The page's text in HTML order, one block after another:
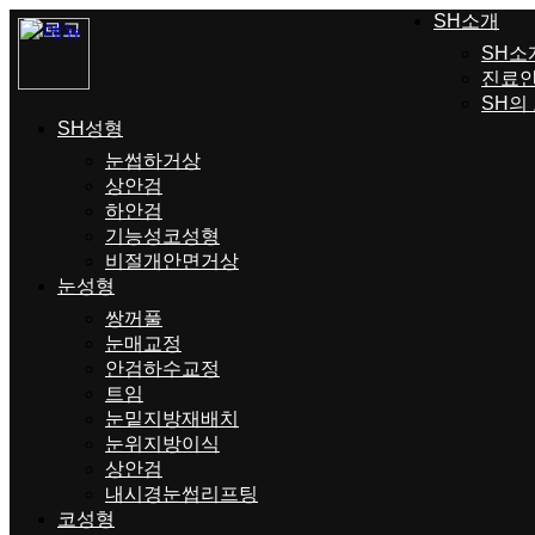
SH소개
SH소
진료
SH의
SH성형
눈썹하거상
상안검
하안검
기능성코성형
비절개안면거상
눈성형
쌍꺼풀
눈매교정
안검하수교정
트임
눈밑지방재배치
눈위지방이식
상안검
내시경눈썹리프팅
코성형